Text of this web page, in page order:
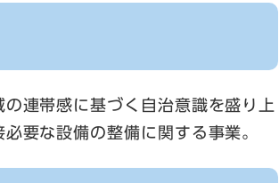
連帯感に基づく自治意識を盛り上
要な設備の整備に関する事業。